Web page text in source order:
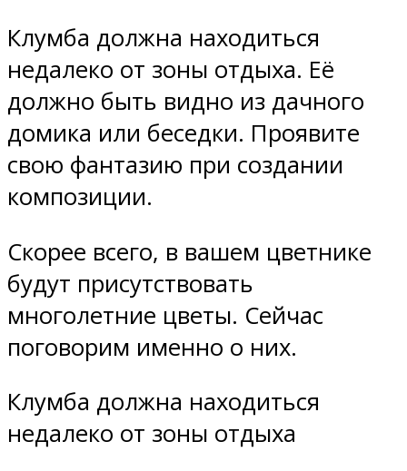
Клумба должна находиться
недалеко от зоны отдыха. Её
должно быть видно из дачного
домика или беседки. Проявите
свою фантазию при создании
композиции.
Скорее всего, в вашем цветнике
будут присутствовать
многолетние цветы. Сейчас
поговорим именно о них.
Клумба должна находиться
недалеко от зоны отдыха